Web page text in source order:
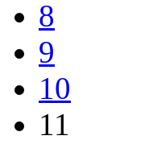
8
9
10
11